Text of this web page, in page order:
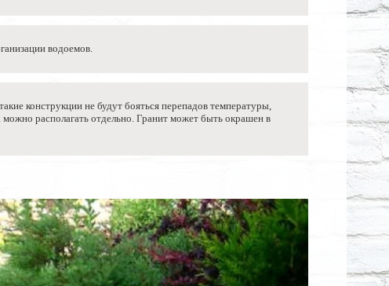
водоемов.
конструкции не будут бояться перепадов температуры,
располагать отдельно. Гранит может быть окрашен в